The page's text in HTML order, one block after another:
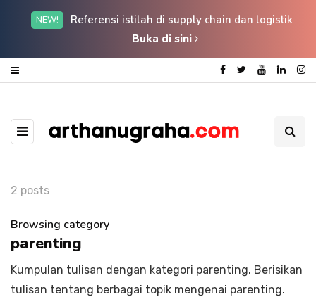
NEW!
Referensi istilah di supply chain dan logistik
Buka di sini
2 posts
Browsing category
parenting
Kumpulan tulisan dengan kategori parenting. Berisikan
tulisan tentang berbagai topik mengenai parenting.